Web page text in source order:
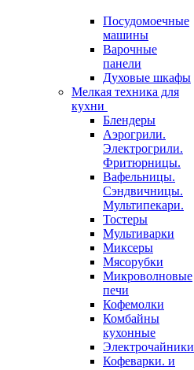
Посудомоечные
машины
Варочные
панели
Духовые шкафы
Мелкая техника для
кухни
Блендеры
Аэрогрили.
Электрогрили.
Фритюрницы.
Вафельницы.
Сэндвичницы.
Мультипекари.
Тостеры
Мультиварки
Миксеры
Мясорубки
Микроволновые
печи
Кофемолки
Комбайны
кухонные
Электрочайники
Кофеварки. и